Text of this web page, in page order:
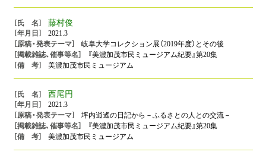
藤村俊
2021.3
岐阜大学コレクション展（2019年度）とその後
『美濃加茂市民ミュージアム紀要』第20集
美濃加茂市民ミュージアム
西尾円
2021.3
坪内逍遙の日記から－ふるさとの人との交流－
『美濃加茂市民ミュージアム紀要』第20集
美濃加茂市民ミュージアム